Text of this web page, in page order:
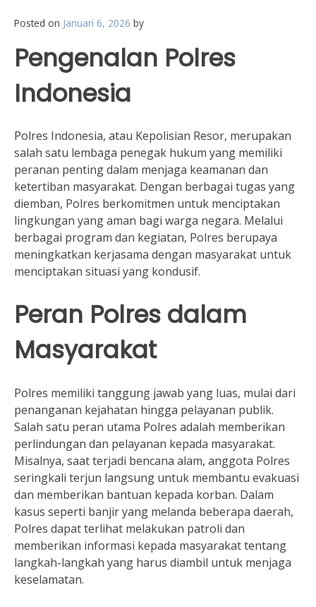
Posted on Januari 6, 2026 by
Pengenalan Polres
Indonesia
Polres Indonesia, atau Kepolisian Resor, merupakan
salah satu lembaga penegak hukum yang memiliki
peranan penting dalam menjaga keamanan dan
ketertiban masyarakat. Dengan berbagai tugas yang
diemban, Polres berkomitmen untuk menciptakan
lingkungan yang aman bagi warga negara. Melalui
berbagai program dan kegiatan, Polres berupaya
meningkatkan kerjasama dengan masyarakat untuk
menciptakan situasi yang kondusif.
Peran Polres dalam
Masyarakat
Polres memiliki tanggung jawab yang luas, mulai dari
penanganan kejahatan hingga pelayanan publik.
Salah satu peran utama Polres adalah memberikan
perlindungan dan pelayanan kepada masyarakat.
Misalnya, saat terjadi bencana alam, anggota Polres
seringkali terjun langsung untuk membantu evakuasi
dan memberikan bantuan kepada korban. Dalam
kasus seperti banjir yang melanda beberapa daerah,
Polres dapat terlihat melakukan patroli dan
memberikan informasi kepada masyarakat tentang
langkah-langkah yang harus diambil untuk menjaga
keselamatan.